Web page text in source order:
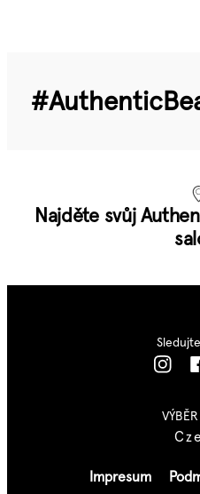
Najděte svůj
Impresum